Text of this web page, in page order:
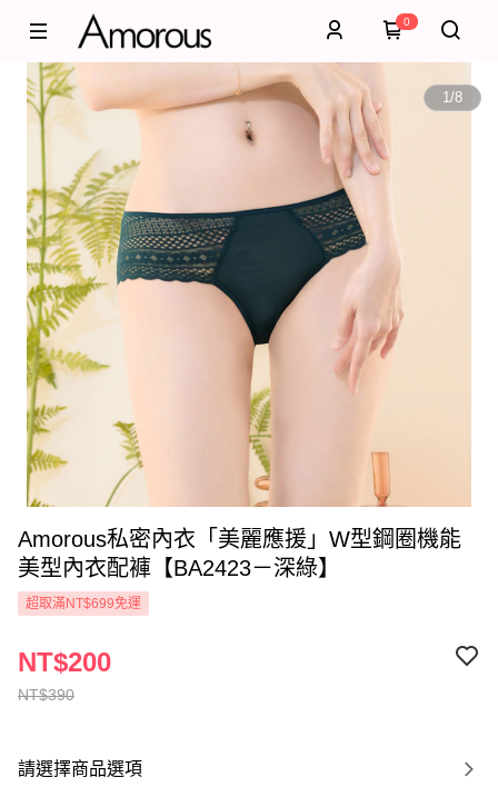
0
1/8
Amorous私密內衣「美麗應援」W型鋼圈機能
美型內衣配褲【BA2423－深綠】
超取滿NT$699免運
NT$390
NT$200
請選擇商品選項